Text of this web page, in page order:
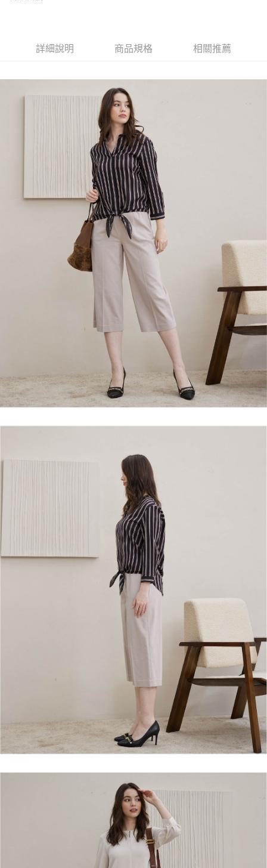
【「AFTEE先享後付」結帳流程】
２．訂單成立數日內，您將收到繳費通知簡訊。
３．收到繳費通知簡訊後14天內，點擊此簡訊中的連結，可透過四大超商／
ATM／網路銀行／等多元方式進行付款，方視為交易完成。
※ 請注意：結帳手續完成當下不需立刻繳費，但若您需要取消訂單，請聯絡
購買商品的店家。未經商家同意取消之訂單仍視為有效，需透過AFTEE先享
※ 交易是否成功請以「AFTEE先享後付 」之結帳頁面顯示為準，若有關於
是否繳費成功／繳費後需取消欲退款等相關疑問，請聯繫「AFTEE先享後付
https://netprotections.freshdesk.com/support/home
１．透過由恩沛科技股份有限公司提供之「AFTEE先享後付」服務完成之交
易，需依本服務之必要範圍內提供個人資料，並將交易相關給付款項請求債
權轉讓予恩沛科技股份有限公司。
２．關於個人資料處理事宜，請瀏覽以下網址：
https://aftee.tw/terms/#terms3
３．未成年的使用者請事先徵得法定代理人或監護人之同意方可使用
「AFTEE先享後付」，若未經同意申辦者引起之損失，本公司不負相關責
４．使用「AFTEE先享後付」時，將依據個別帳號之用戶狀況，依本公司即
時審查核予不同之上限額度；若仍有額度不足之情形，本公司將視審查結果
５．嚴禁一人註冊多個帳號或使用他人資訊註冊。若發現惡意使用之情形，
恩沛科技股份有限公司將有權停止該用戶之使用額度並採取法律行動。
每筆NT$60，滿NT$2,000(含以上)免運費
每筆NT$60，滿NT$2,000(含以上)免運費
付款後7-11取貨---滿2000元免運
每筆NT$60，滿NT$2,000(含以上)免運費
每筆NT$120，滿NT$2,000(含以上)免運費
詳細說明 商品規格 相關推薦